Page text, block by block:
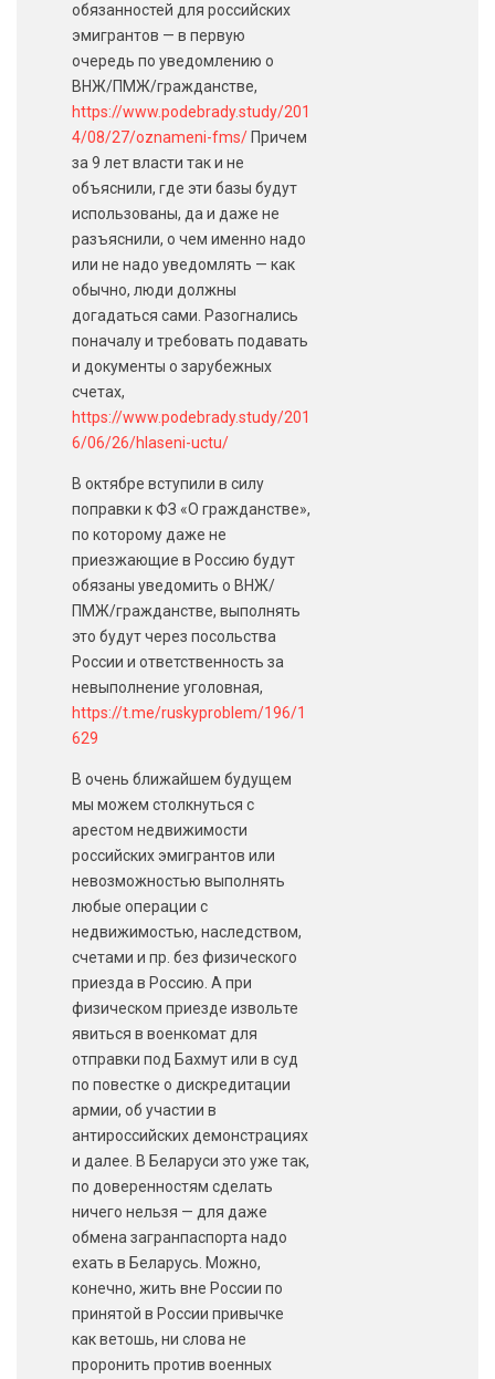
обязанностей для российских
эмигрантов — в первую
очередь по уведомлению о
ВНЖ/ПМЖ/гражданстве,
https://www.podebrady.study/201
4/08/27/oznameni-fms/ Причем
за 9 лет власти так и не
объяснили, где эти базы будут
использованы, да и даже не
разъяснили, о чем именно надо
или не надо уведомлять — как
обычно, люди должны
догадаться сами. Разогнались
поначалу и требовать подавать
и документы о зарубежных
счетах,
https://www.podebrady.study/201
6/06/26/hlaseni-uctu/
В октябре вступили в силу
поправки к ФЗ «О гражданстве»,
по которому даже не
приезжающие в Россию будут
обязаны уведомить о ВНЖ/
ПМЖ/гражданстве, выполнять
это будут через посольства
России и ответственность за
невыполнение уголовная,
https://t.me/ruskyproblem/196/1
629
В очень ближайшем будущем
мы можем столкнуться с
арестом недвижимости
российских эмигрантов или
невозможностью выполнять
любые операции с
недвижимостью, наследством,
счетами и пр. без физического
приезда в Россию. А при
физическом приезде извольте
явиться в военкомат для
отправки под Бахмут или в суд
по повестке о дискредитации
армии, об участии в
антироссийских демонстрациях
и далее. В Беларуси это уже так,
по доверенностям сделать
ничего нельзя — для даже
обмена загранпаспорта надо
ехать в Беларусь. Можно,
конечно, жить вне России по
принятой в России привычке
как ветошь, ни слова не
проронить против военных